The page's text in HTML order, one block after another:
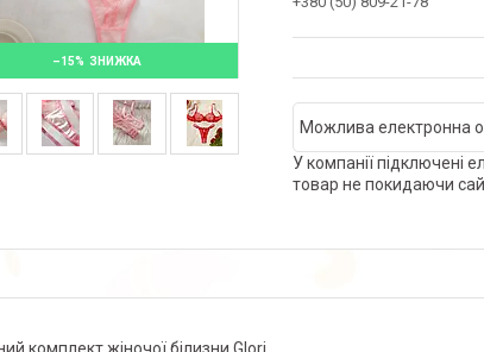
–15%
У компанії підключені
товар не покидаючи